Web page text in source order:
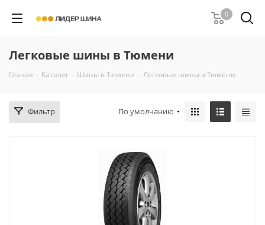
0
Легковые шины в Тюмени
Гланая - Каталог - Шины в Тюмени - Легковые шины в Тюмени
Фильтр По умолчанию